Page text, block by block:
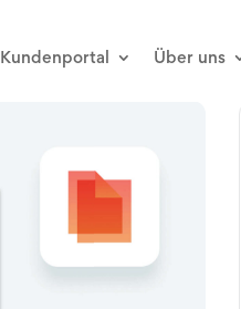
Kundenportal Über uns